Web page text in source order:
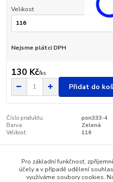
Velikost
Nejsme plátci DPH
130 Kč/ks
Přidat do
Číslo produktu:
pon333-4
Barva:
Zelená
Velikost:
116
Zboží zařazeno v
Pro základní funkčnost,
účely a v případě udělení
využíváme soubory cookies.